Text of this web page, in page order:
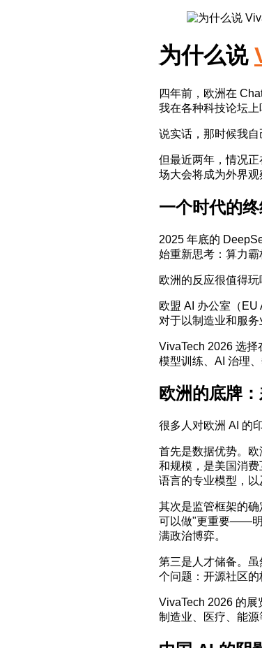
为什么说
四年前，欧洲在
我在各种科技论坛
说实话，那时候我自
但最近两年，情况
场大会将成为外界
一个时代的
2025 年底的
始重新思考：算力
欧洲的反应很值得玩
欧盟 AI 办公室（
对于以制造业和服
VivaTech 2026 选
模型训练、AI 治理
欧洲的底牌
很多人对欧洲 AI 的
首先是数据优势。
和规模，是美国消费
语言的专业模型，以
其次是监管框架的
可以做"更重要——明
满政治博弈。
第三是人才储备。
个问题：开源社区的
VivaTech 2026 的
制造业、医疗、能